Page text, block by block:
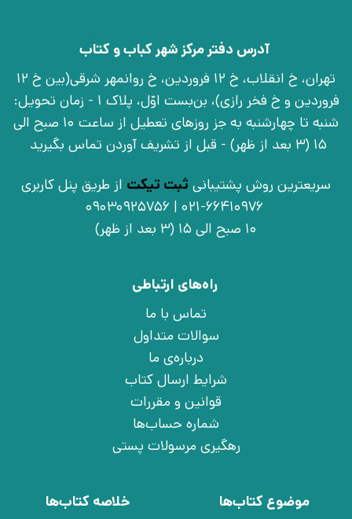
آدرس دفتر مرکز شهر کباب و کتاب
تهران، خ انقلاب، خ 12 فروردین، خ روانمهر شرقی(بین خ 12
فروردین و خ فخر رازی)، بن‌بست اوّل، پلاک 1 - زمان تحویل:
شنبه تا چهارشنبه به جز روزهای تعطیل از ساعت 10 صبح الی
15 (3 بعد از ظهر) - قبل از تشریف آوردن تماس بگیرید
سریعترین روش پشتیبانی ثبت تیکت از طریق پنل کاربری
021-66410976 | 09030925756
10 صبح الی 15 (3 بعد از ظهر)
راه‌های ارتباطی
تماس با ما
سوالات متداول
درباره‌ی ما
شرایط ارسال کتاب
قوانین و مقررات
شماره حساب‌ها
رهگیری مرسولات پستی
موضوع کتاب‌ها
خلاصه کتاب‌ها